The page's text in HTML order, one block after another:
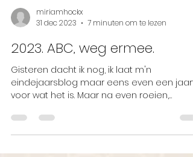
miriamhockx
31 dec 2023
7 minuten om te lezen
2023. ABC, weg ermee.
Gisteren dacht ik nog, ik laat m'n
voor wat het is. Maar na even roeien,
douchen, poepen...